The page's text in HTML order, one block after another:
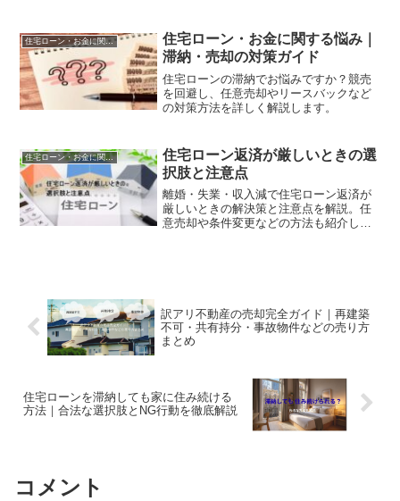
住宅ローン・お金に関する悩み
住宅ローン・お金に関する悩み｜
滞納・売却の対策ガイド
住宅ローンの滞納でお悩みですか？競売
を回避し、任意売却やリースバックなど
の対策方法を詳しく解説します。
住宅ローン・お金に関する悩み
住宅ローン返済が厳しいときの選
択肢と注意点
離婚・失業・収入減で住宅ローン返済が
厳しいときの解決策と注意点を解説。任
意売却や条件変更などの方法も紹介しま
訳アリ不動産の売却完全ガイド｜再建築
不可・共有持分・事故物件などの売り方
まとめ
住宅ローンを滞納しても家に住み続ける
方法｜合法な選択肢とNG行動を徹底解説
コメント